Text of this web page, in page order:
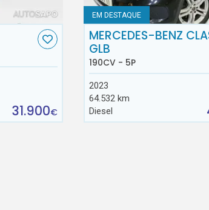
31.900€
EM DESTAQUE
MERCEDES-BENZ
GLB
190CV - 5P
2023
64.532 km
Diesel